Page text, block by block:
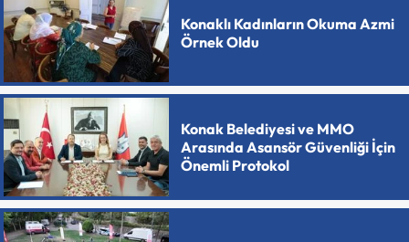
Konaklı Kadınların Okuma Azmi
Örnek Oldu
Konak Belediyesi ve MMO
Arasında Asansör Güvenliği İçin
Önemli Protokol